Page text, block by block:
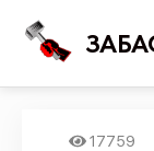
17759